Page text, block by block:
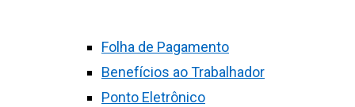
Folha de Pagamento
Benefícios ao Trabalhador
Ponto Eletrônico